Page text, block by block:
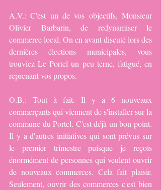
A.V.: C'est un de vos objectifs, Monsieur
Olivier Barbarin, de redynamiser le
commerce local. On en avant discuté lors des
dernières élections municipales, vous
trouviez Le Portel un peu terne, fatigué, en
reprenant vos propos.
O.B.: Tout à fait. Il y a 6 nouveaux
commerçants qui viennent de s'installer sur la
commune du Portel. C'est déjà un bon point.
Il y a d'autres initiatives qui sont prévus sur
le premier trimestre puisque je reçois
énormément de personnes qui veulent ouvrir
de nouveaux commerces. Cela fait plaisir.
Seulement, ouvrir des commerces c'est bien